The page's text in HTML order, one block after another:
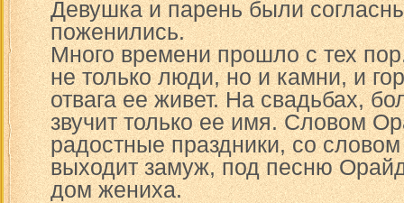
Девушка и парень были
поженились.
Много времени прошло с тех
не только люди, но и камни, и
отвага ее живет. На свадьбах,
звучит только ее имя. Словом
радостные праздники, со
выходит замуж, под песню
дом жениха.